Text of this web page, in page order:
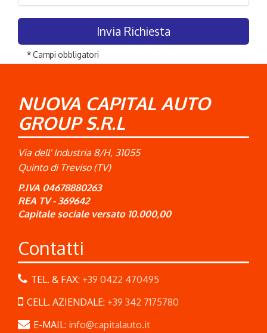
* Campi obbligatori
NUOVA CAPITAL AUTO
GROUP S.R.L
Via dell' Industria 8/H, 31055
Quinto di Treviso (TV)
P.IVA 04678880263
REA TV - 369642
Capitale sociale versato 10.000,00
Contatti
TEL. & FAX: +39 0422 470495
CELL. AZIENDALE: +39 342 7175780
E-MAIL: info@capitalauto.it